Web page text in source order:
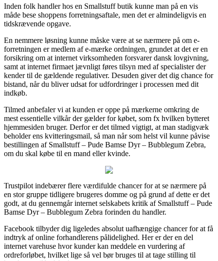
Inden folk handler hos en Smallstuff butik kunne man på en vis
måde bese shoppens forretningsaftale, men det er almindeligvis en
tidskrævende opgave.
En nemmere løsning kunne måske være at se nærmere på om e-
forretningen er medlem af e-mærke ordningen, grundet at det er en
forsikring om at internet virksomheden forsvarer dansk lovgivning,
samt at internet firmaet jævnligt føres tilsyn med af specialister der
kender til de gældende regulativer. Desuden giver det dig chance for
bistand, når du bliver udsat for udfordringer i processen med dit
indkøb.
Tilmed anbefaler vi at kunden er oppe på mærkerne omkring de
mest essentielle vilkår der gælder for købet, som fx hvilken bytteret
hjemmesiden bruger. Derfor er det tilmed vigtigt, at man stadigvæk
beholder ens kvitteringsmail, så man når som helst vil kunne påvise
bestillingen af Smallstuff – Pude Bamse Dyr – Bubblegum Zebra,
om du skal købe til en mand eller kvinde.
Trustpilot indebærer flere værdifulde chancer for at se nærmere på
en stor gruppe tidligere brugeres domme og på grund af dette er det
godt, at du gennemgår internet selskabets kritik af Smallstuff – Pude
Bamse Dyr – Bubblegum Zebra forinden du handler.
Facebook tilbyder dig ligeledes absolut uafhængige chancer for at få
indtryk af online forhandlerens pålidelighed. Her er der en del
internet varehuse hvor kunder kan meddele en vurdering af
ordreforløbet, hvilket lige så vel bør bruges til at tage stilling til